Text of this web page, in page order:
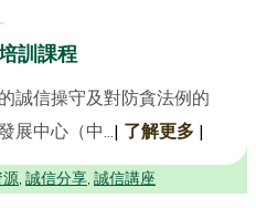
訓課程
誠信操守及對防貪法例的
展中心（中...| 了解更多 |
, 誠信分享, 誠信講座